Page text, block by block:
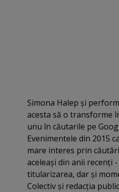
Simona Halep şi
acesta să o transforme
unu în căutarile pe
Evenimentele din 2015
mare interes prin
aceleaşi din anii recenţi
titularizarea, dar şi
Colectiv şi redacţia